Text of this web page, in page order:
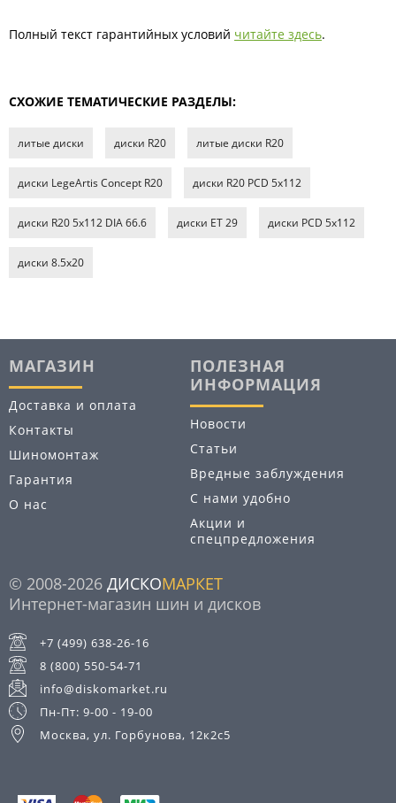
Полный текст гарантийных условий читайте здесь.
СХОЖИЕ ТЕМАТИЧЕСКИЕ РАЗДЕЛЫ:
литые диски диски R20 литые диски R20
диски LegeArtis Concept R20 диски R20 PCD 5x112
диски R20 5x112 DIA 66.6 диски ET 29 диски PCD 5x112
диски 8.5х20
МАГАЗИН
Доставка и оплата
Контакты
Шиномонтаж
Гарантия
О нас
ПОЛЕЗНАЯ
ИНФОРМАЦИЯ
Новости
Статьи
Вредные заблуждения
С нами удобно
Акции и
спецпредложения
© 2008-2026 ДИСКОМАРКЕТ
Интернет-магазин шин и дисков
+7 (499) 638-26-16
8 (800) 550-54-71
info@diskomarket.ru
Пн-Пт: 9-00 - 19-00
Москва, ул. Горбунова, 12к2с5